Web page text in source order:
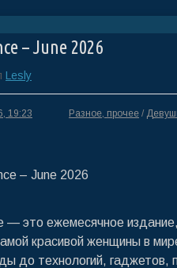
– June 2026
Lesly
19:23 Разное, прочее /
— это ежемесячное
красивой женщины в
до технологий, гаджетов,